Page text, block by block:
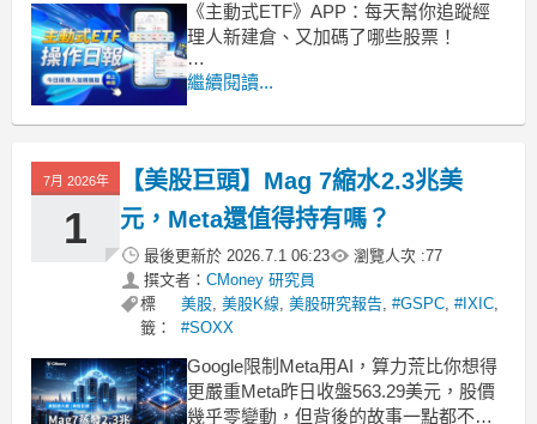
《主動式ETF》APP：每天幫你追蹤經
理人新建倉、又加碼了哪些股票！
■ 00981A 淨值站上32元，成立以來報酬
00981A 主動統一台股增長今天收在
到 32.13 元，呈現微幅折價。這檔基金
規模目前高達 29
繼續閱讀...
7月 2026年
1
【美股巨頭】Mag 7縮水2.3兆美
元，Meta還值得持有嗎？
最後更新於 2026.7.1 06:23 瀏覽人次 :77
撰文者： CMoney 研究員
標
籤：
美股,美股K線,美股研究報告,#GSPC,#IXIC,
#SOXX
Google限制Meta用AI，算力荒比你想得
更嚴重Meta昨日收盤563.29美元，股價
幾乎零變動，但背後的故事一點都不平